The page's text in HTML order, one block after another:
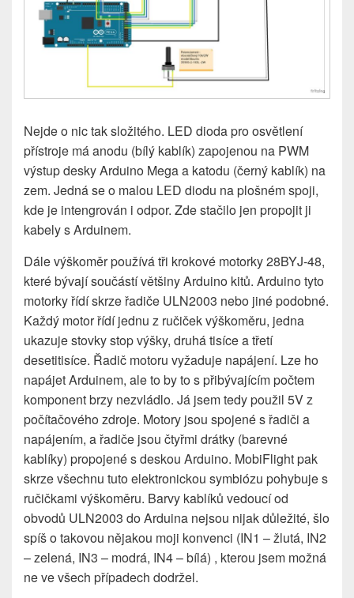
Nejde o nic tak složitého. LED dioda pro osvětlení
přístroje má anodu (bílý kablík) zapojenou na PWM
výstup desky Arduino Mega a katodu (černý kablík) na
zem. Jedná se o malou LED diodu na plošném spoji,
kde je intengrován i odpor. Zde stačilo jen propojit ji
kabely s Arduinem.
Dále výškoměr používá tři krokové motorky 28BYJ-48,
které bývají součástí většiny Arduino kitů. Arduino tyto
motorky řídí skrze řadiče ULN2003 nebo jiné podobné.
Každý motor řídí jednu z ručiček výškoměru, jedna
ukazuje stovky stop výšky, druhá tisíce a třetí
desetitisíce. Řadič motoru vyžaduje napájení. Lze ho
napájet Arduinem, ale to by to s přibývajícím počtem
komponent brzy nezvládlo. Já jsem tedy použil 5V z
počítačového zdroje. Motory jsou spojené s řadiči a
napájením, a řadiče jsou čtyřmi drátky (barevné
kablíky) propojené s deskou Arduino. MobiFlight pak
skrze všechnu tuto elektronickou symbiózu pohybuje s
ručičkami výškoměru. Barvy kablíků vedoucí od
obvodů ULN2003 do Arduina nejsou nijak důležité, šlo
spíš o takovou nějakou moji konvenci (IN1 – žlutá, IN2
– zelená, IN3 – modrá, IN4 – bílá) , kterou jsem možná
ne ve všech případech dodržel.